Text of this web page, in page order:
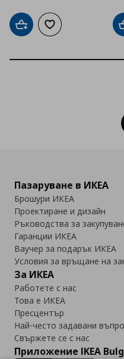
Добави в кошницата
Добави към
Пазаруване в ИКЕА
Брошури ИКЕА
Проектиране и дизайн
Ръководства за
Гаранции ИКЕА
Ваучер за подарък ИКЕА
Условия за връщане на
За ИКЕА
Работете с нас
Това е ИКЕА
Пресцентър
Най-често задавани
Свържете се с нас
Приложение IKEA